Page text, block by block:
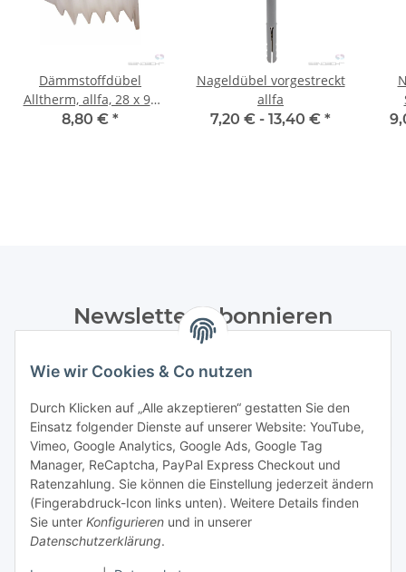
Wie wir Cookies & Co nutzen
Durch Klicken auf „Alle akzeptieren“ gestatten Sie den
Einsatz folgender Dienste auf unserer Website: YouTube,
Vimeo, Google Analytics, Google Ads, Google Tag
Manager, ReCaptcha, PayPal Express Checkout und
Ratenzahlung. Sie können die Einstellung jederzeit ändern
(Fingerabdruck-Icon links unten). Weitere Details finden
Sie unter Konfigurieren und in unserer
Datenschutzerklärung.
Dämmstoffdübel
Alltherm, allfa, 28 x 95
mm - 20 Stk.
8,80 € *
Nageldübel vorgestreckt
allfa
7,20 € - 13,40 € *
Newsletter Abonnieren
Datenschutzerklärungregelmäßig und jederzeit widerruflich
Abonnieren
Informationen
Gesetzliche Informationen